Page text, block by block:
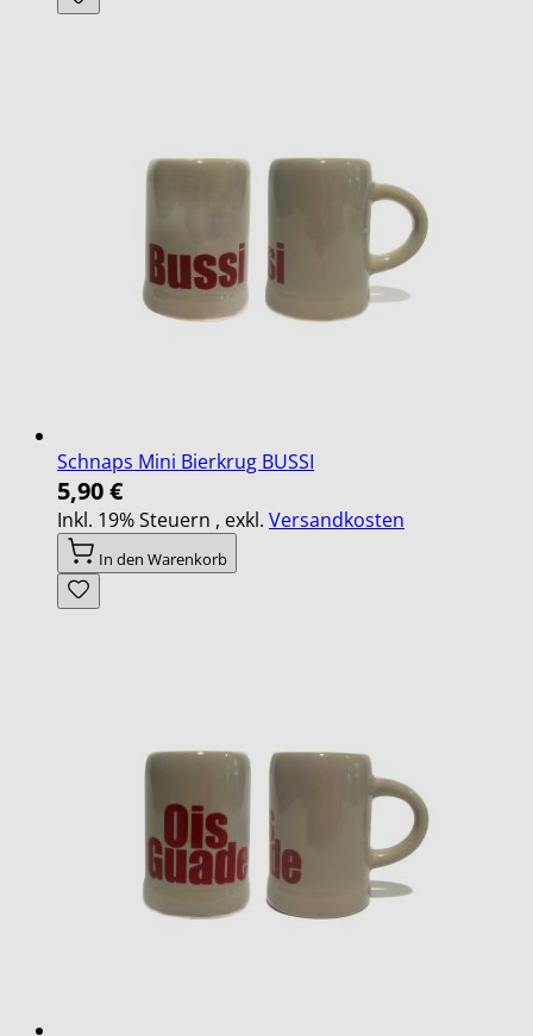
Schnaps Mini Bierkrug BUSSI
5,90 €
Inkl. 19% Steuern , exkl. Versandkosten
In den Warenkorb